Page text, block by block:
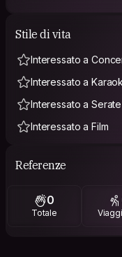
Stile di vita
Interessato a
Interessato a
Interessato a
Interessato a Film
Referenze
0
Totale